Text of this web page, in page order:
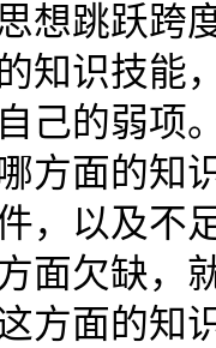
想跳跃
知识技能
己的弱项
方面的知
，以及不
面欠缺，
方面的知